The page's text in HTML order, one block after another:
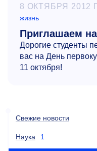
8 ОКТЯБРЯ 2012
жизнь
Приглашаем
Дорогие студенты
вас на День
11 октября!
Свежие новости
Наука 1